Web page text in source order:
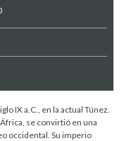
IX a.C., en la actual Túnez.
se convirtió en una
occidental. Su imperio